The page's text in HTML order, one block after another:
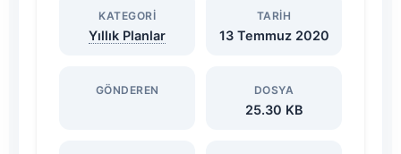
Çerçeve
Yaz
Tatili
KATEGORI
Yıllık Planlar
TARIH
13 Temmuz 2020
GÖNDEREN DOSYA
25.30 KB